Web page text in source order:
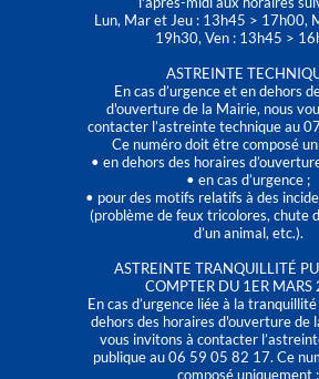
Lun, Mar et Jeu : 13h45 > 17h00,
19h30, Ven : 13h45 >
ASTREINTE
En cas d’urgence et en dehors
d'ouverture de la Mairie, nous
contacter l’astreinte technique au
Ce numéro doit être composé
• en dehors des horaires
• en cas d’urgence ;
• pour des motifs relatifs à des
(problème de feux tricolores, chute
d’un animal, etc.).
ASTREINTE TRANQUILLITÉ
COMPTER DU 1ER MARS
En cas d’urgence liée à la
dehors des horaires d'ouverture de
vous invitons à contacter
publique au 06 59 05 82 17. Ce
composé uniquement :